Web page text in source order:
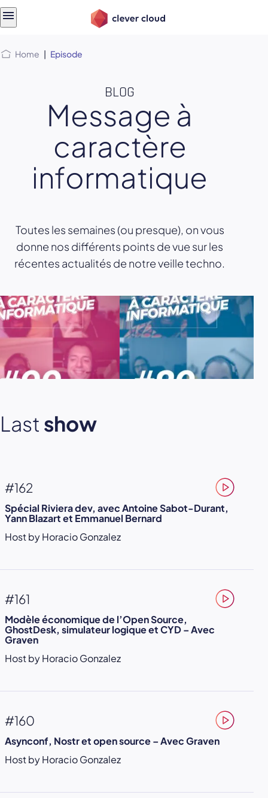
Home | Episode
BLOG
Message à
caractère
informatique
Toutes les semaines (ou presque), on vous
donne nos différents points de vue sur les
récentes actualités de notre veille techno.
Last show
#162
Spécial Riviera dev, avec Antoine Sabot-Durant,
Yann Blazart et Emmanuel Bernard
Host by Horacio Gonzalez
#161
Modèle économique de l’Open Source,
GhostDesk, simulateur logique et CYD – Avec
Graven
Host by Horacio Gonzalez
#160
Asynconf, Nostr et open source – Avec Graven
Host by Horacio Gonzalez